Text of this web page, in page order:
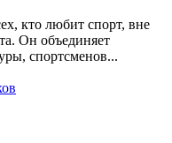
кто любит спорт, вне
Он объединяет
спортсменов...